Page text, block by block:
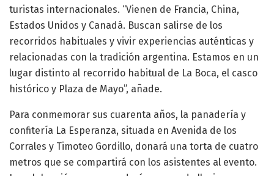
turistas internacionales. “Vienen de Francia, China,
Estados Unidos y Canadá. Buscan salirse de los
recorridos habituales y vivir experiencias auténticas y
relacionadas con la tradición argentina. Estamos en un
lugar distinto al recorrido habitual de La Boca, el casco
histórico y Plaza de Mayo”, añade.
Para conmemorar sus cuarenta años, la panadería y
confitería La Esperanza, situada en Avenida de los
Corrales y Timoteo Gordillo, donará una torta de cuatro
metros que se compartirá con los asistentes al evento.